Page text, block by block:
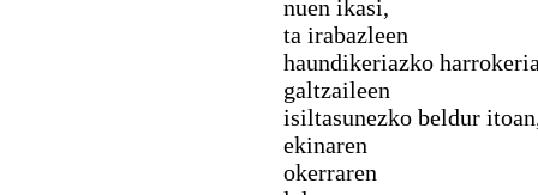
nuen ikasi,
ta irabazleen
haundikeriazko
galtzaileen
isiltasunezko beldur
ekinaren
okerraren